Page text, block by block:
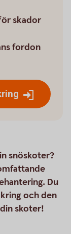
skador
fordon
snöskoter?
Du
och den
skoter!